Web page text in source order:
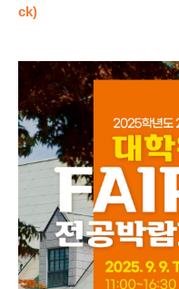
ck)